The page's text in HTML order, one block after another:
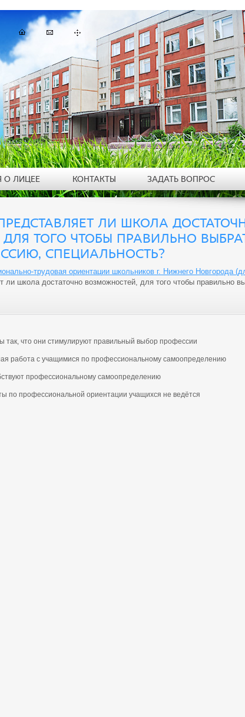
ЛИ ШКОЛА
ТОГО ЧТОБЫ ПРАВИЛЬНО
СПЕЦИАЛЬНОСТЬ?
трудовая ориентации школьников г. Нижнего Новгорода
ли школа достаточно возможностей, для того чтобы правильно
так, что они стимулируют правильный выбор профессии
работа с учащимися по профессиональному самоопределению
профессиональному самоопределению
по профессиональной ориентации учащихся не ведётся
О ЛИЦЕЕ КОНТАКТЫ ЗАДАТЬ ВОПРОС